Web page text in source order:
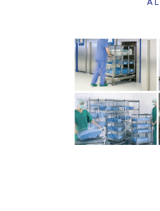
APRŪPES
UN
Aprūpes